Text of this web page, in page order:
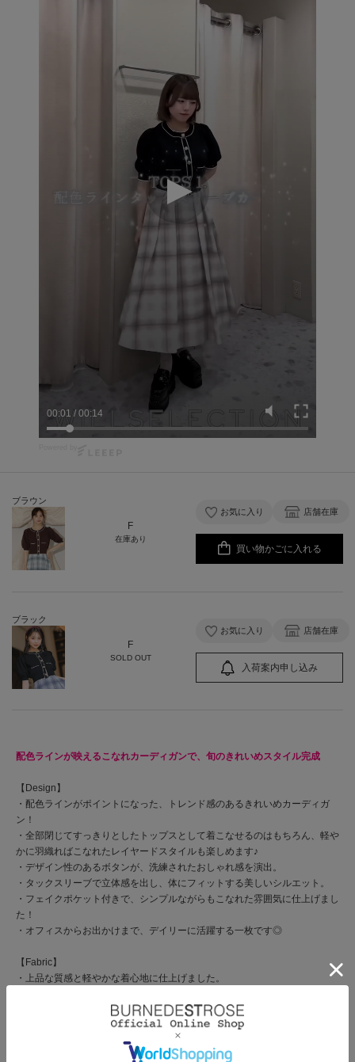
00:02 / 00:14
ブラウン
F
在庫あり
お気に入り 店舗在庫
買い物かごに入れる
ブラック
F
SOLD OUT
お気に入り 店舗在庫
入荷案内申し込み
配色ラインが映えるこなれカーディガンで、旬のきれいめスタイル完成
【Design】
・配色ラインがポイントになった、トレンド感のあるきれいめカーディガ
ン！
・全部閉じてすっきりとしたトップスとして着こなせるのはもちろん、軽や
かに羽織ればこなれたレイヤードスタイルも楽しめます♪
・デザイン性のあるボタンが、洗練されたおしゃれ感を演出。
・タックスリーブで立体感を出し、体にフィットする美しいシルエット。
・フェイクポケット付きで、シンプルながらもこなれた雰囲気に仕上げまし
た！
・オフィスからお出かけまで、デイリーに活躍する一枚です◎
【Fabric】
・上品な質感と軽やかな着心地に仕上げました。